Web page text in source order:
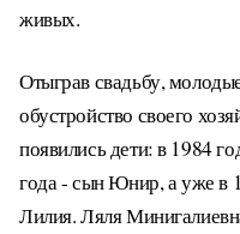
живых.
Отыграв свадьбу,
обустройство своего
появились дети: в 1984
года - сын Юнир, а уже в
Лилия. Ляля